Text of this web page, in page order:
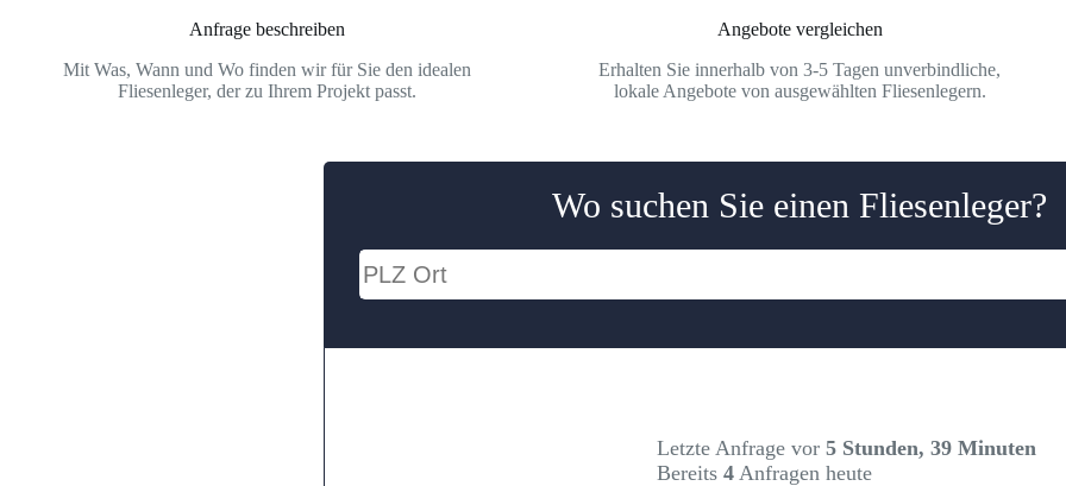
Anfrage beschreiben
Mit Was, Wann und Wo finden wir für Sie den idealen
Fliesenleger, der zu Ihrem Projekt passt.
Angebote vergleichen
Erhalten Sie innerhalb von 3-5 Tagen unverbindliche,
lokale Angebote von ausgewählten Fliesenlegern.
Wo suchen Sie einen Fliesenleger?
Letzte Anfrage vor 5 Stunden, 39 Minuten
Bereits 4Anfragen heute